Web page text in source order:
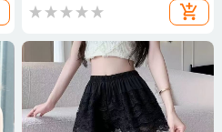
add_shopping_cart